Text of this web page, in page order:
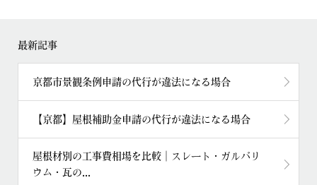
最新記事
京都市景観条例申請の代行が違法になる場合
【京都】屋根補助金申請の代行が違法になる場合
屋根材別の工事費相場を比較｜スレート・ガルバリ
ウム・瓦の...